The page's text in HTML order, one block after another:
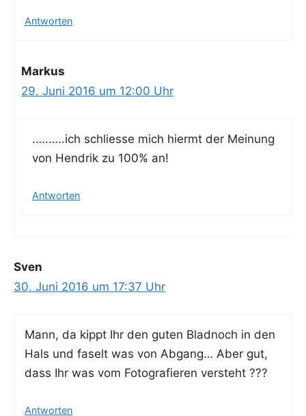
Antworten
Markus
29. Juni 2016 um 12:00 Uhr
.….…..ich schlies­se mich hiermt der Mei­nung
von Hen­drik zu 100% an!
Antworten
Sven
30. Juni 2016 um 17:37 Uhr
Mann, da kippt Ihr den guten Blad­noch in den
Hals und faselt was von Abgang… Aber gut,
dass Ihr was vom Foto­gra­fie­ren versteht ???
Antworten